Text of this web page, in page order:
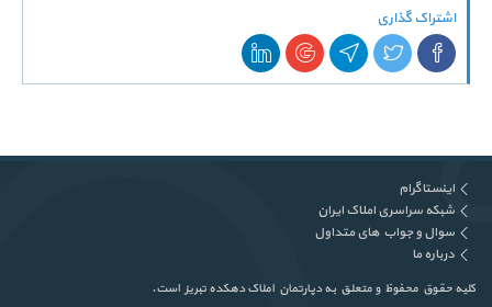
اشتراک گذاری
اینستاگرام
شبکه سراسری املاک ایران
سوال و جواب های متداول
درباره ما
کلیه حقوق محفوظ و متعلق به دپارتمان املاک دهکده تبریز است.